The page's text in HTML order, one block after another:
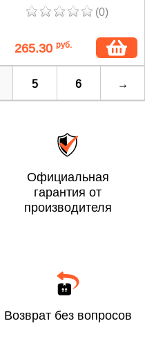
(0)
265.30 руб.
5 6 →
Официальная
гарантия от
производителя
Возврат без вопросов